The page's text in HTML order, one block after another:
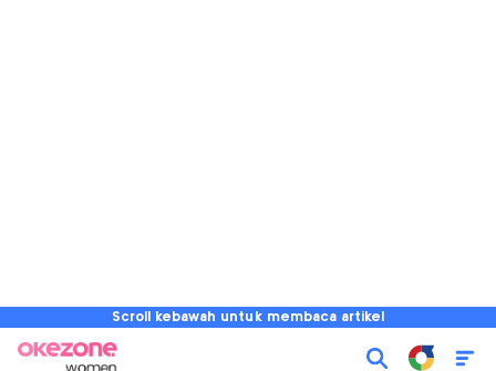
Scroll kebawah untuk membaca artikel